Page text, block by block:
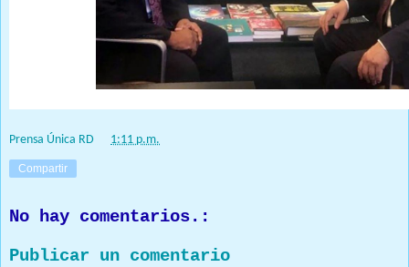
Prensa Única RD 1:11 p.m.
Compartir
No hay comentarios.:
Publicar un comentario